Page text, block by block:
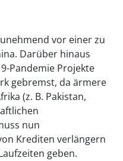
vor einer zu
Darüber hinaus
Pandemie Projekte
gebremst, da ärmere
(z. B. Pakistan,
nun
Krediten verlängern
geben.